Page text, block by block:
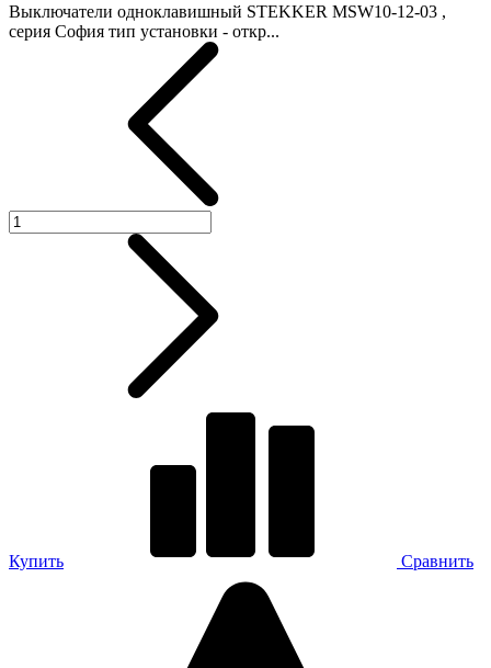
Выключатели одноклавишный STEKKER MSW10-12-03 ,
серия София тип установки - откр...
Купить Сравнить